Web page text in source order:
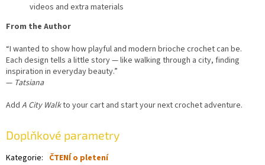
videos and extra materials
From the Author
“I wanted to show how playful and modern brioche crochet can be.
Each design tells a little story — like walking through a city, finding
inspiration in everyday beauty.”
— Tatsiana
Add A City Walkto your cart and start your next crochet adventure.
Doplňkové parametry
Kategorie: ČTENÍ o pletení